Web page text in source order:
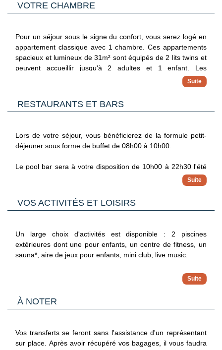
La classification des appart hotels étant différente de celle
des hôtels, nous considérons que cet établissement
correspond à un 3*.
VOTRE CHAMBRE
Pour un séjour sous le signe du confort, vous serez logé en
appartement classique avec 1 chambre. Ces appartements
spacieux et lumineux de 31m² sont équipés de 2 lits twins et
peuvent accueillir jusqu'à 2 adultes et 1 enfant. Les
chambres sont toutes équipées de : télévision par satellite,
climatisation, téléphone, salle de bains avec douche et
aménagée, wifi.
RESTAURANTS ET BARS
Lors de votre séjour, vous bénéficierez de la formule petit-
déjeuner sous forme de buffet de 08h00 à 10h00.
Le pool bar sera à votre disposition de 10h00 à 22h30 l'été
et de 10h00 à 19h00 l'hiver et dans lequel un dîner* vous
*Avec supplément
VOS ACTIVITÉS ET LOISIRS
Un large choix d'activités est disponible : 2 piscines
extérieures dont une pour enfants, un centre de fitness, un
sauna*, aire de jeux pour enfants, mini club, live music.
À noter qu'au vu de la météo, certains équipements
extérieurs peuvent ne pas être praticables et certaines
À NOTER
Vos transferts se feront sans l'assistance d'un représentant
sur place. Après avoir récupéré vos bagages, il vous faudra